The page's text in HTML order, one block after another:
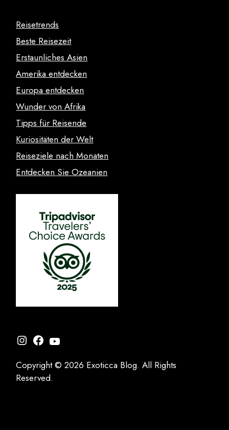
Reisetrends
Beste Reisezeit
Erstaunliches Asien
Amerika entdecken
Europa entdecken
Wunder von Afrika
Tipps für Reisende
Kuriositäten der Welt
Reiseziele nach Monaten
Entdecken Sie Ozeanien
Instagram
Facebook
YouTube
Copyright © 2026 Exoticca Blog. All Rights
Reserved.